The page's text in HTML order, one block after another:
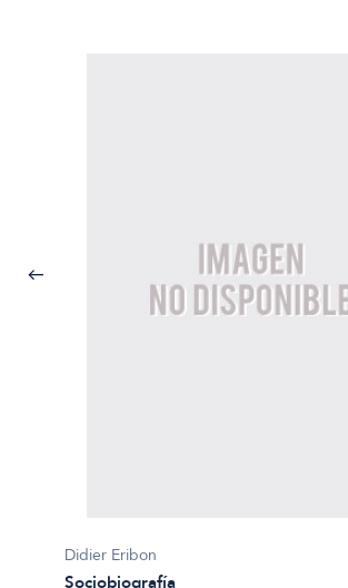
Didier Eribon
Sociobiografía